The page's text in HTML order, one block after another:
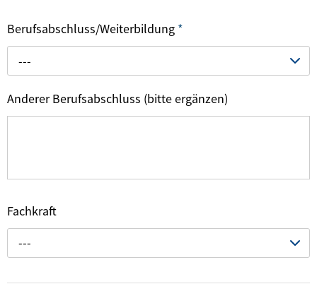
Berufsabschluss/Weiterbildung *
---
Anderer Berufsabschluss (bitte ergänzen)
Fachkraft
---